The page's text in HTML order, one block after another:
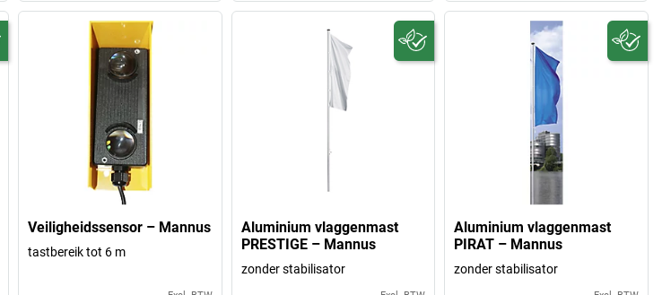
Veiligheidssensor – Mannus
tastbereik tot 6 m
Aluminium vlaggenmast
PRESTIGE – Mannus
zonder stabilisator
Aluminium vlaggenmast
PIRAT – Mannus
zonder stabilisator